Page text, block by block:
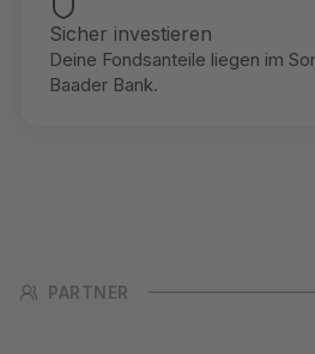
Sicher investieren
Deine Fondsanteile liegen im
Baader Bank.
PARTNER